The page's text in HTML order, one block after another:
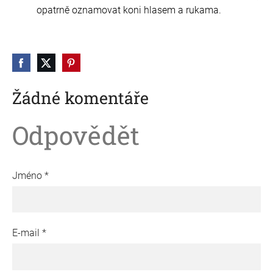
opatrně oznamovat koni hlasem a rukama.
Žádné komentáře
Odpovědět
Jméno *
E-mail *